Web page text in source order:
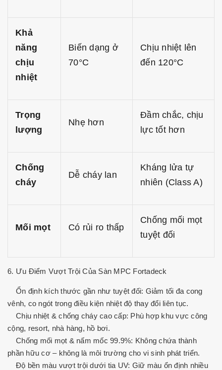
Khả
năng
chịu
nhiệt
Biến dạng ở
70°C
Chịu nhiệt lên
đến 120°C
Trọng
lượng
Nhẹ hơn
Đầm chắc, chịu
lực tốt hơn
Chống
cháy
Dễ cháy lan
Kháng lửa tự
nhiên (Class A)
Mối mọt Có rủi ro thấp
Chống mối mọt
tuyệt đối
6. Ưu Điểm Vượt Trội Của Sàn MPC Fortadeck
Ổn định kích thước gần như tuyệt đối: Giảm tối đa cong
vênh, co ngót trong điều kiện nhiệt độ thay đổi liên tục.
Chịu nhiệt & chống cháy cao cấp: Phù hợp khu vực công
cộng, resort, nhà hàng, hồ bơi.
Chống mối mọt & nấm mốc 99.9%: Không chứa thành
phần hữu cơ – không là môi trường cho vi sinh phát triển.
Độ bền màu vượt trội dưới tia UV: Giữ màu ổn định nhiều